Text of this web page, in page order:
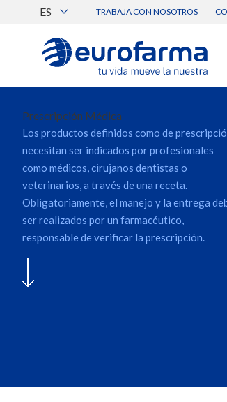
ES TRABAJA CON NOSOTROS
Canal
BUSCAR
Búsqueda
Ver
Prescripción Médica
Los productos definidos como de
necesitan ser indicados por profesionales
como médicos, cirujanos dentistas o
veterinarios, a través de una receta.
Obligatoriamente, el manejo y la entrega
ser realizados por un farmacéutico,
responsable de verificar la prescripción.